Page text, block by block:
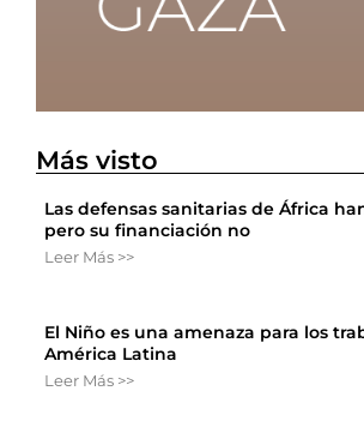
Más visto
Las defensas sanitarias de África
pero su financiación no
Leer Más >>
El Niño es una amenaza para los
América Latina
Leer Más >>